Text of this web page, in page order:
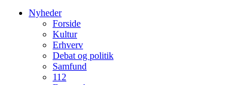
Nyheder
Forside
Kultur
Erhverv
Debat og politik
Samfund
112